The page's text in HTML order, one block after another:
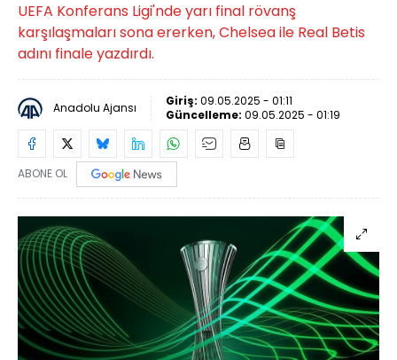
UEFA Konferans Ligi'nde yarı final rövanş
karşılaşmaları sona ererken, Chelsea ile Real Betis
adını finale yazdırdı.
Anadolu Ajansı Giriş: 09.05.2025 - 01:11
Güncelleme: 09.05.2025 - 01:19
ABONE OL